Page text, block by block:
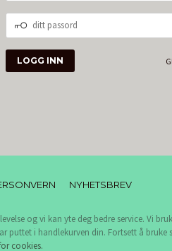
DITT
PASSORD
NYHETSBREV
og vi kan yte deg bedre service. Vi
puttet i handlekurven din. Fortsett å bruke
cookies.